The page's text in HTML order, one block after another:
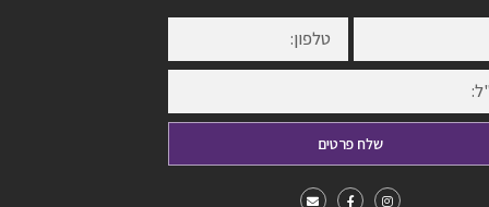
שלח פרטים